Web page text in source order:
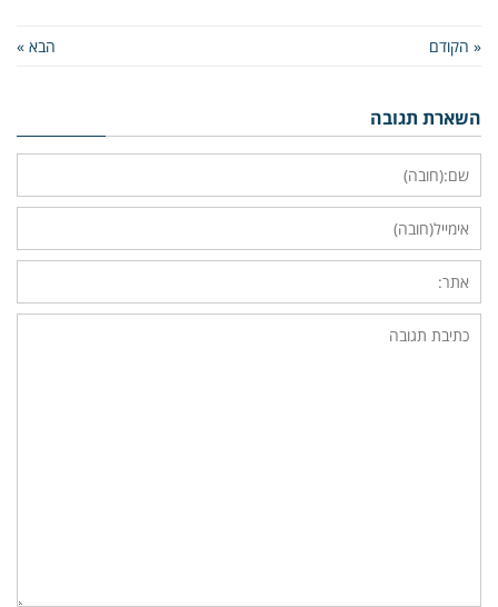
« הקודם הבא »
השארת תגובה